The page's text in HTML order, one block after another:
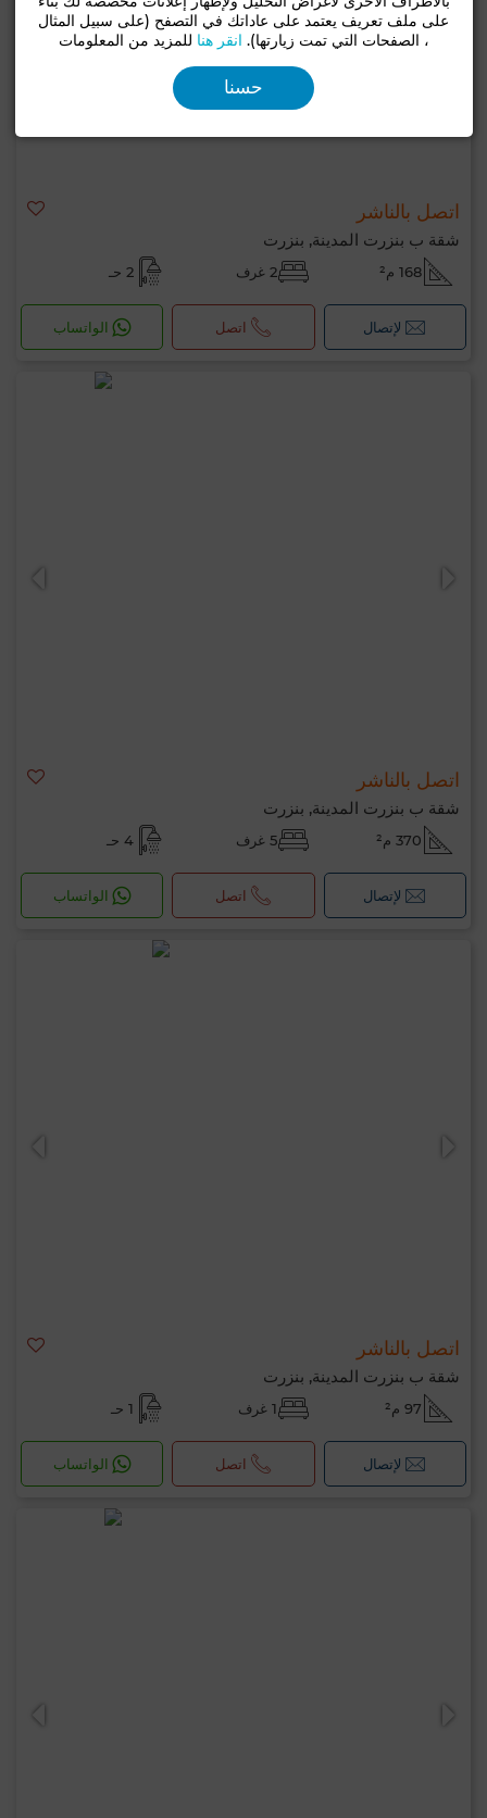
اتصل بالناشر
شقة ب بنزرت المدينة, بنزرت
168 م² 2 غرف 2 حـ
لإتصال اتصل الواتساب
اتصل بالناشر
شقة ب بنزرت المدينة, بنزرت
370 م² 5 غرف 4 حـ
لإتصال اتصل الواتساب
اتصل بالناشر
شقة ب بنزرت المدينة, بنزرت
97 م² 1 غرف 1 حـ
لإتصال اتصل الواتساب
على ملف تعريف يعتمد على عاداتك في التصفح (على سبيل المثال
، الصفحات التي تمت زيارتها). انقر هنا للمزيد من المعلومات
حسنا